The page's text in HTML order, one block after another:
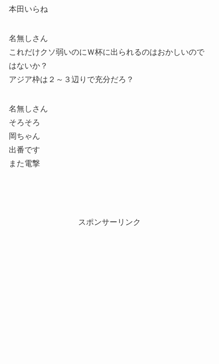
本田いらね
名無しさん
これだけクソ弱いのにＷ杯に出られるのはおかしいので
はないか？
アジア枠は２～３辺りで充分だろ？
名無しさん
そろそろ
岡ちゃん
出番です
また電撃
スポンサーリンク